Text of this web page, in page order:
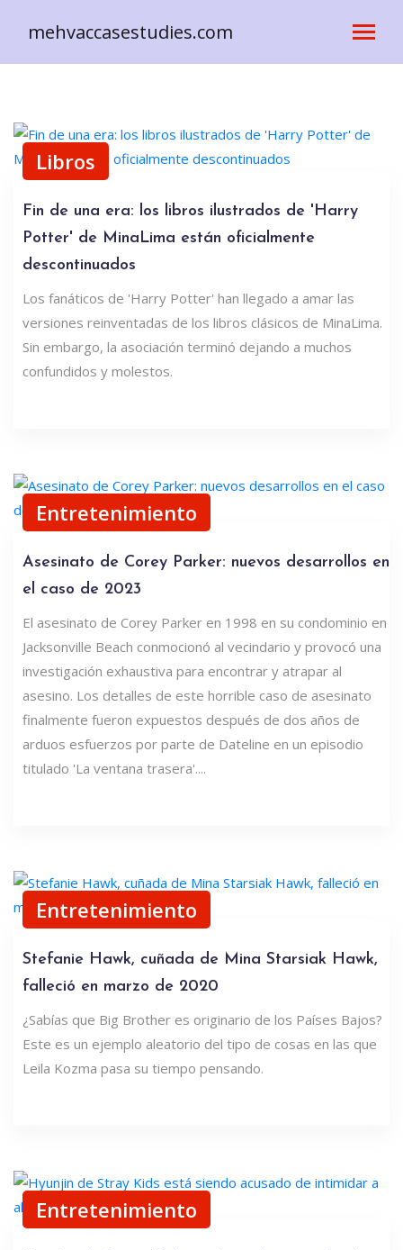
mehvaccasestudies.com
Libros
Fin de una era: los libros ilustrados de 'Harry
Potter' de MinaLima están oficialmente
descontinuados
Los fanáticos de 'Harry Potter' han llegado a amar las
versiones reinventadas de los libros clásicos de MinaLima.
Sin embargo, la asociación terminó dejando a muchos
confundidos y molestos.
Entretenimiento
Asesinato de Corey Parker: nuevos desarrollos en
el caso de 2023
El asesinato de Corey Parker en 1998 en su condominio en
Jacksonville Beach conmocionó al vecindario y provocó una
investigación exhaustiva para encontrar y atrapar al
asesino. Los detalles de este horrible caso de asesinato
finalmente fueron expuestos después de dos años de
arduos esfuerzos por parte de Dateline en un episodio
titulado 'La ventana trasera'....
Entretenimiento
Stefanie Hawk, cuñada de Mina Starsiak Hawk,
falleció en marzo de 2020
¿Sabías que Big Brother es originario de los Países Bajos?
Este es un ejemplo aleatorio del tipo de cosas en las que
Leila Kozma pasa su tiempo pensando.
Entretenimiento